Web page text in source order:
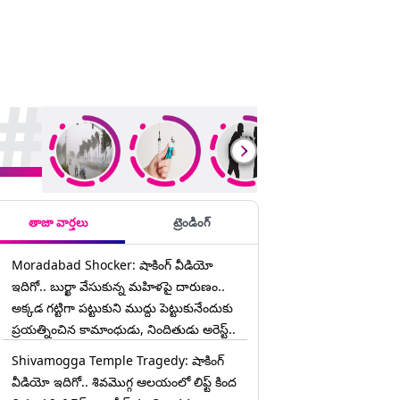
తాజా వార్తలు ట్రెండింగ్
Moradabad Shocker: షాకింగ్ వీడియో
ఇదిగో.. బుర్ఖా వేసుకున్న మహిళపై దారుణం..
అక్కడ గట్టిగా పట్టుకుని ముద్దు పెట్టుకునేందుకు
ప్రయత్నించిన కామాంధుడు, నిందితుడు అరెస్ట్..
Shivamogga Temple Tragedy: షాకింగ్
వీడియో ఇదిగో.. శివమొగ్గ ఆలయంలో లిఫ్ట్ కింద